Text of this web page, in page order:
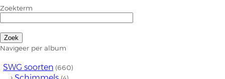
Zoekterm
Navigeer per album
SWG soorten (660)